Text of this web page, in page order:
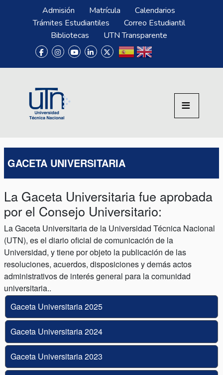
Pasar al contenido principal
Menú SuperiorAdmisión Matrícula
Calendarios
Trámites Estudiantiles
Correo Estudiantil
Bibliotecas
UTN Transparente
GACETA UNIVERSITARIA
La Gaceta Universitaria fue aprobada
por el Consejo Universitario:
La Gaceta Universitaria de la Universidad Técnica Nacional
(UTN), es el diario oficial de comunicación de la
Universidad, y tiene por objeto la publicación de las
resoluciones, acuerdos, disposiciones y demás actos
administrativos de interés general para la comunidad
universitaria..
Gaceta Universitaria 2025
Gaceta Universitaria 2024
Gaceta Universitaria 2023